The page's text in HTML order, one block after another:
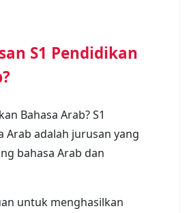
S1 Pendidikan
Bahasa Arab? S1
Arab adalah jurusan yang
bahasa Arab dan
untuk menghasilkan